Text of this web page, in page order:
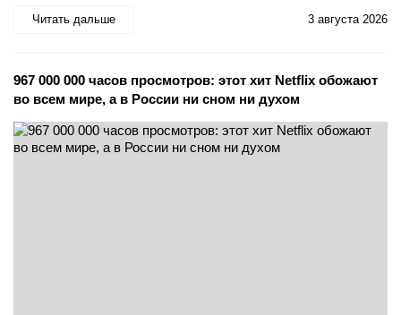
Читать дальше 3 августа 2026
967 000 000 часов просмотров: этот хит Netflix обожают
во всем мире, а в России ни сном ни духом